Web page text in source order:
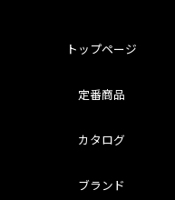
トップページ
定番商品
カタログ
ブランド